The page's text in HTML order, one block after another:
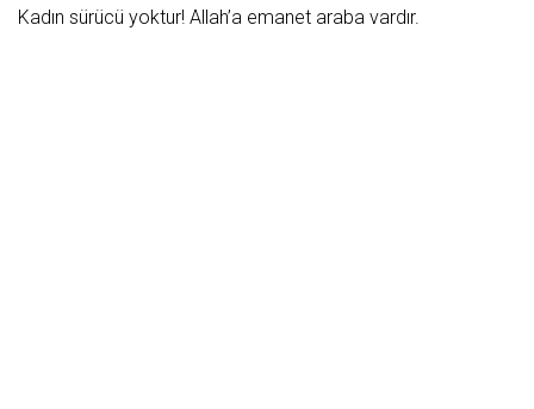
Kadın sürücü yoktur! Allah’a emanet araba vardır.